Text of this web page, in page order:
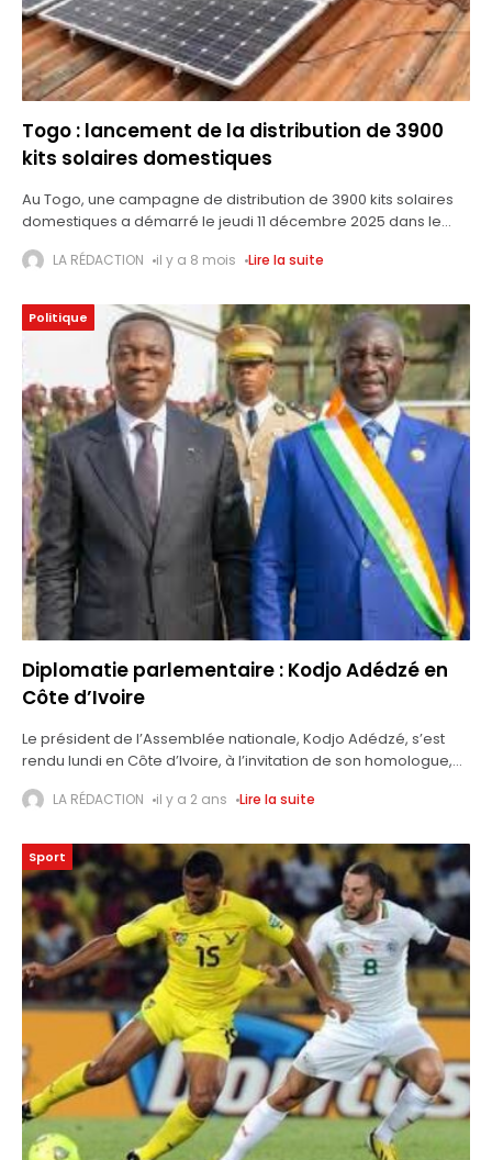
Togo : lancement de la distribution de 3900
kits solaires domestiques
Au Togo, une campagne de distribution de 3900 kits solaires
domestiques a démarré le jeudi 11 décembre 2025 dans le
équipements
LA RÉDACTION il y a 8 mois Lire la suite
Politique
Diplomatie parlementaire : Kodjo Adédzé en
Côte d’Ivoire
Le président de l’Assemblée nationale, Kodjo Adédzé, s’est
rendu lundi en Côte d’Ivoire, à l’invitation de son homologue,
premièreLA RÉDACTION il y a 2 ans Lire la suite
Sport